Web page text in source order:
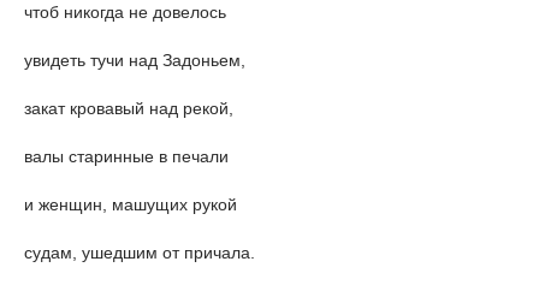
чтоб никогда не довелось
увидеть тучи над Задоньем,
закат кровавый над рекой,
валы старинные в печали
и женщин, машущих рукой
судам, ушедшим от причала.